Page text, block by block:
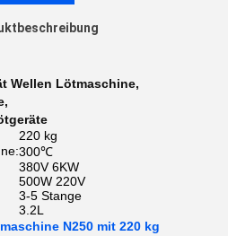
Wellen Lötmaschine,
,
220 kg
300℃
380V 6KW
500W 220V
3-5 Stange
3.2L
N250 mit 220 kg